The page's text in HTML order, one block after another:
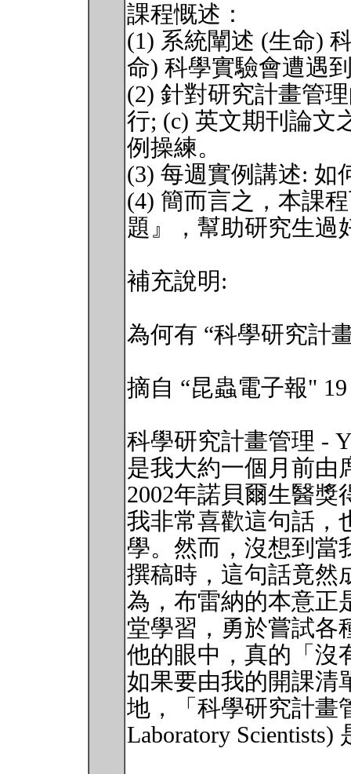
課程慨述：
(1) 系統闡述 (生命)
命) 科學實驗會遭遇
(2) 針對研究計畫管
行; (c) 英文期刊論文
例操練。
(3) 每週實例講述: 如
(4) 簡而言之，本課
題』，幫助研究生過
補充說明:
為何有 “科學研究計
摘自 “昆蟲電子報"
科學研究計畫管理 -
是我大約一個月前由
2002年諾貝爾生醫
我非常喜歡這句話，
學。然而，沒想到當
撰稿時，這句話竟然
為，布雷納的本意正
堂學習，勇於嘗試各
他的眼中，真的「沒
如果要由我的開課清
地，「科學研究計畫
Laboratory Scientists)